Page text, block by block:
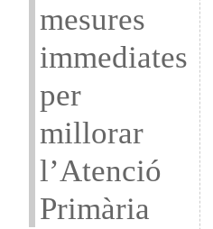
mesures
immediates
per
millorar
l’Atenció
Primària